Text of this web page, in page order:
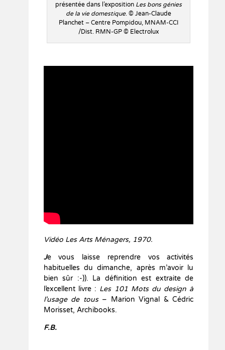
présentée dans l’exposition Les bons génies
de la vie domestique. © Jean-Claude
Planchet – Centre Pompidou, MNAM-CCI
/Dist. RMN-GP © Electrolux
Vidéo Les Arts Ménagers, 1970.
Je vous laisse reprendre vos activités
habituelles du dimanche, après m’avoir lu
bien sûr :-)). La définition est extraite de
l’excellent livre : Les 101 Mots du design à
l’usage de tous– Marion Vignal & Cédric
Morisset, Archibooks.
F.B.